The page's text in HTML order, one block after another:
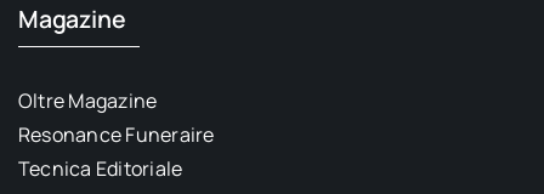
Magazine
Oltre Magazine
Resonance Funeraire
Tecnica Editoriale